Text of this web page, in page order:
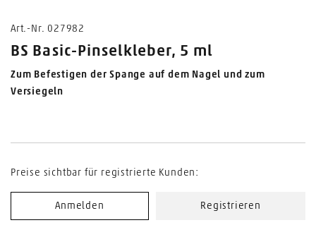
Art.-Nr. 027982
BS Basic-Pinselkleber, 5 ml
Zum Befestigen der Spange auf dem Nagel und zum
Versiegeln
Preise sichtbar für registrierte Kunden:
Anmelden Registrieren